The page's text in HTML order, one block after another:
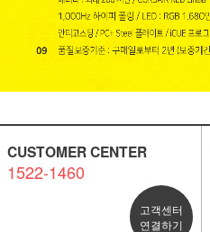
CUSTOMER CENTER
1522-1460
고객센터
연결하기